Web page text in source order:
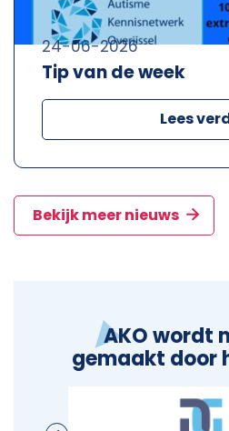
Tip van de week
24-06-2026
Lees
Bekijk meer nieuws
AKO wordt
gemaakt door